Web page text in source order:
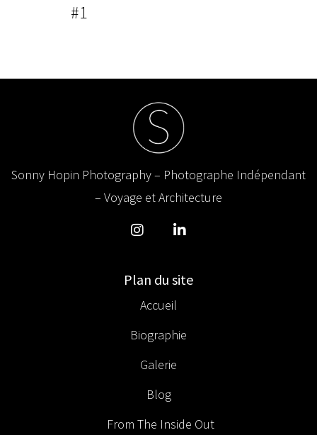
#1
Sonny Hopin Photography – Photographe Indépendant
– Voyage et Architecture
Plan du site
Accueil
Biographie
Galerie
Blog
From The Inside Out